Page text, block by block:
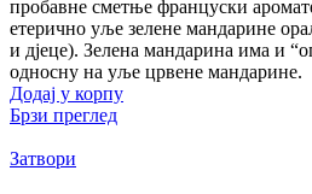
пробавне сметње француски
етерично уље зелене мандарине
и дјеце). Зелена мандарина има и
односну на уље црвене мандарине.
Додај у корпу
Брзи преглед
Затвори